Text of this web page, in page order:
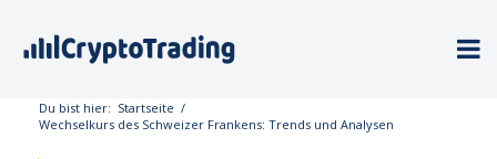
Du bist hier: Startseite /
Wechselkurs des Schweizer Frankens: Trends und Analysen